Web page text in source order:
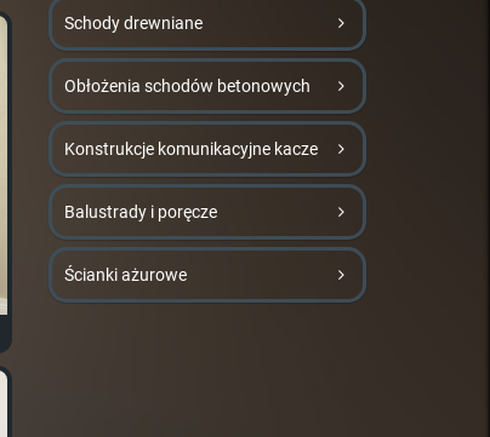
Schody drewniane
Obłożenia schodów betonowych
Konstrukcje komunikacyjne kacze
Balustrady i poręcze
Ścianki ażurowe